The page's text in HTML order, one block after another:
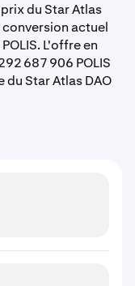
du Star Atlas
conversion actuel
L'offre en
687 906 POLIS
Star Atlas DAO